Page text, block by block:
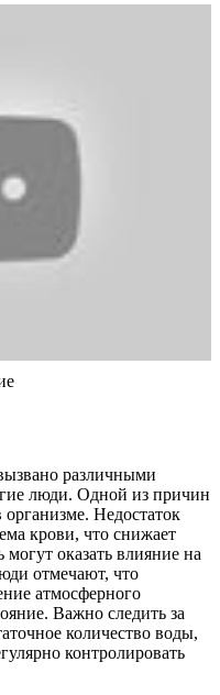
различными
люди. Одной из причин
Недостаток
крови, что снижает
могут оказать влияние на
отмечают, что
атмосферного
Важно следить за
количество воды,
контролировать